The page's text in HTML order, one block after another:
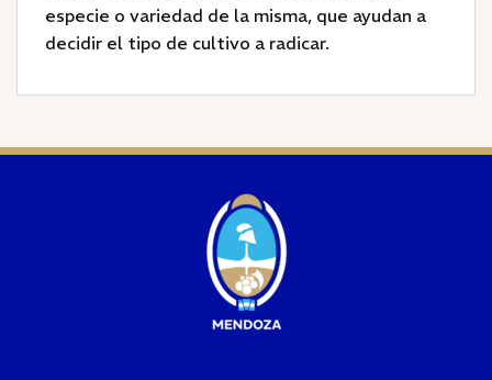
especie o variedad de la misma, que ayudan a
decidir el tipo de cultivo a radicar.